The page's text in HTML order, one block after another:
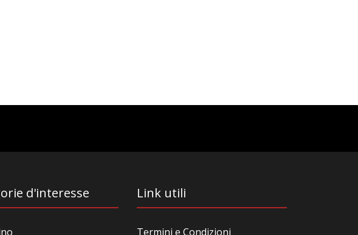
d'interesse Link utili
Termini e Condizioni